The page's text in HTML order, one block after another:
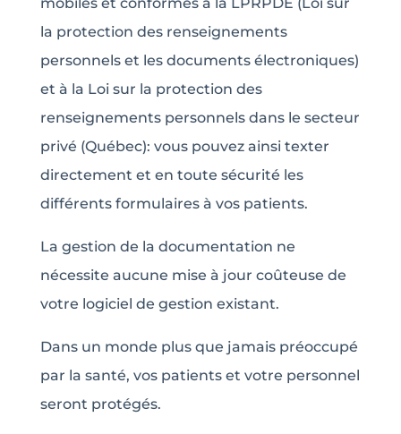
la protection des renseignements
personnels et les documents électroniques)
et à la Loi sur la protection des
renseignements personnels dans le secteur
privé (Québec): vous pouvez ainsi texter
directement et en toute sécurité les
différents formulaires à vos patients.
La gestion de la documentation ne
nécessite aucune mise à jour coûteuse de
votre logiciel de gestion existant.
Dans un monde plus que jamais préoccupé
par la santé, vos patients et votre personnel
seront protégés.